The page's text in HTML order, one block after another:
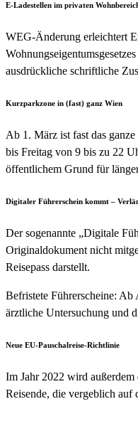
E-Ladestellen im privaten
WEG-Änderung erleichtert
ausdrückliche schriftliche
Kurzparkzone in (fast) ganz Wien
Ab 1. März ist fast das
bis Freitag von 9 bis zu 22
öffentlichem Grund für
Digitaler Führerschein kommt –
Der sogenannte „Digitale
Originaldokument nicht
Reisepass darstellt.
Befristete Führerscheine:
ärztliche Untersuchung und
Neue EU-Pauschalreise-Richtlinie
Im Jahr 2022 wird
Reisende, die vergeblich auf